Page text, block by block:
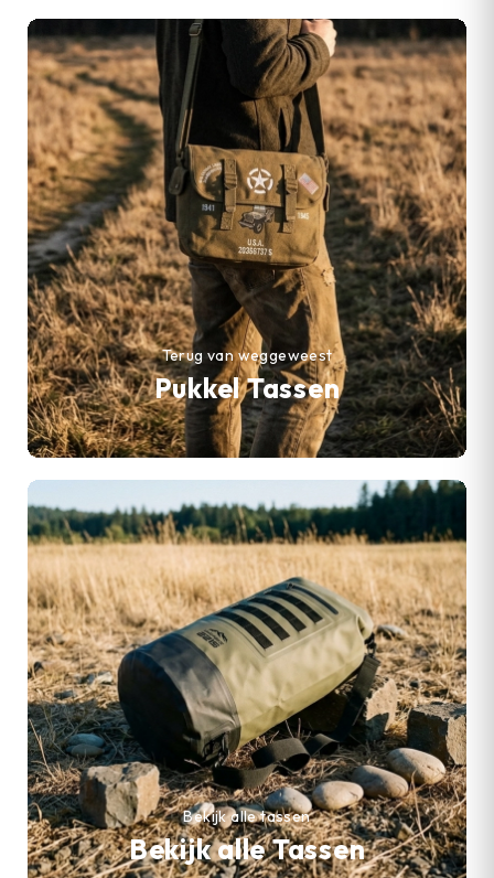
Pukkel Tassen
Terug van weggeweest
Bekijk alle Tassen
Bekijk alle tassen